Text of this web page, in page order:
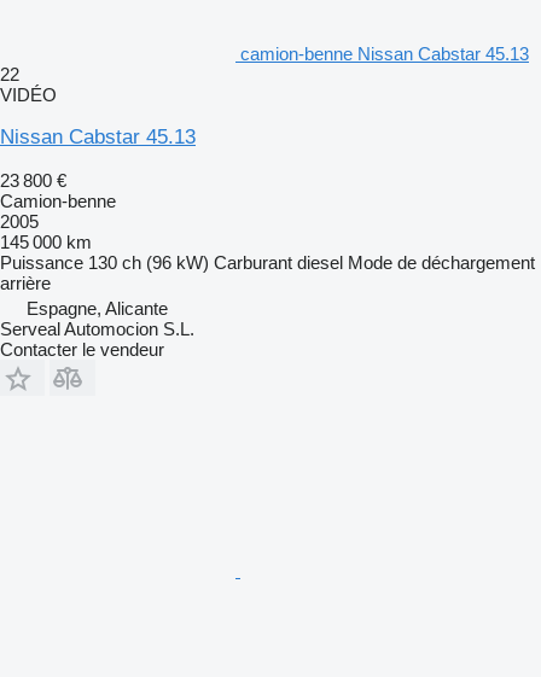
camion-benne Nissan Cabstar 45.13
22
VIDÉO
Nissan Cabstar 45.13
23 800 €
Camion-benne
2005
145 000 km
Puissance 130 ch (96 kW) Carburant diesel Mode de déchargement
arrière
Espagne, Alicante
Serveal Automocion S.L.
Contacter le vendeur